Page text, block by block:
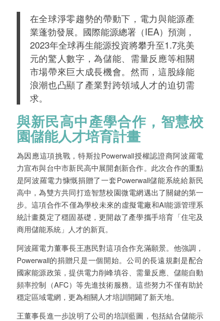
在全球淨零趨勢的帶動下，電力與能源產
業蓬勃發展。國際能源總署（IEA）預測，
2023年全球再生能源投資將攀升至1.7兆美
元的驚人數字，為儲能、需量反應等相關
市場帶來巨大成長機會。然而，這股綠能
浪潮也凸顯了產業對跨領域人才的迫切需
求。
與新民高中產學合作，智慧校
園儲能人才培育計畫
為因應這項挑戰，特斯拉Powerwall授權認證商阿波羅電
力宣布與台中市新民高中展開創新合作。此次合作的重點
是阿波羅電力慷慨捐贈了一套Powerwall儲能系統給新民
高中，為雙方共同打造智慧校園微電網邁出了關鍵的第一
步。這項合作不僅為學校未來的虛擬電廠和AI能源管理系
統計畫奠定了穩固基礎，更開啟了產學攜手培育「住宅及
商用儲能系統」人才的新頁。
阿波羅電力董事長王惠民對這項合作充滿願景。他強調，
Powerwall的捐贈只是一個開始。公司的長遠規劃是配合
國家能源政策，提供電力削峰填谷、需量反應、儲能自動
頻率控制（AFC）等先進技術服務。這些努力不僅有助於
穩定區域電網，更為相關人才培訓開闢了新天地。
王董事長進一步說明了公司的培訓藍圖，包括結合儲能示